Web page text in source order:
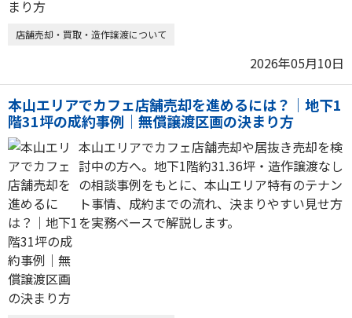
店舗売却・買取・造作譲渡について
2026年05月10日
本山エリアでカフェ店舗売却を進めるには？｜地下1
階31坪の成約事例｜無償譲渡区画の決まり方
本山エリアでカフェ店舗売却や居抜き売却を検
討中の方へ。地下1階約31.36坪・造作譲渡なし
の相談事例をもとに、本山エリア特有のテナン
ト事情、成約までの流れ、決まりやすい見せ方
を実務ベースで解説します。